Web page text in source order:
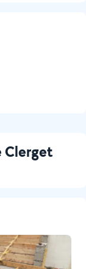
Clerget